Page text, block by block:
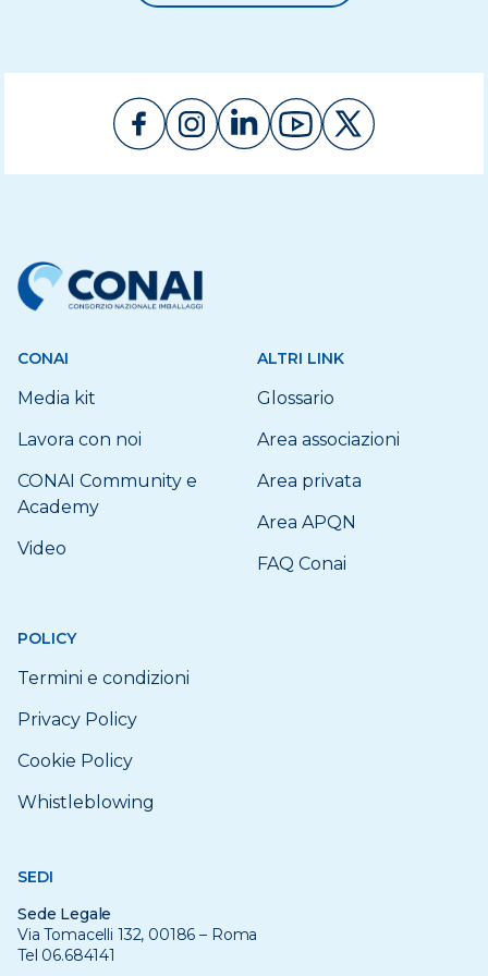
CONAI
Media kit
Lavora con noi
CONAI Community e
Academy
Video
ALTRI LINK
Glossario
Area associazioni
Area privata
Area APQN
FAQ Conai
POLICY
Termini e condizioni
Privacy Policy
Cookie Policy
Whistleblowing
SEDI
Sede Legale
Via Tomacelli 132, 00186 – Roma
Tel 06.684141